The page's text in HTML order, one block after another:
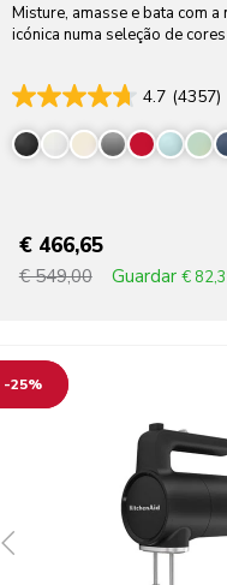
Misture, amasse e bata com a
icónica numa seleção de
4.7 (4357)
€ 466,65
€ 549,00 Guardar €
-25%